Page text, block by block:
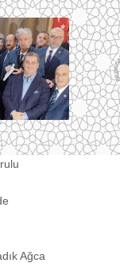
Ağca